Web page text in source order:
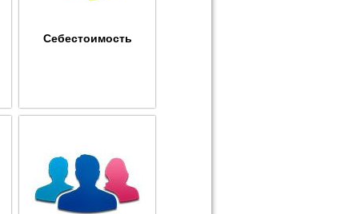
Себестоимость